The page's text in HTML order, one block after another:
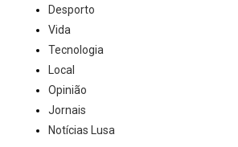
Desporto
Vida
Tecnologia
Local
Opinião
Jornais
Notícias Lusa